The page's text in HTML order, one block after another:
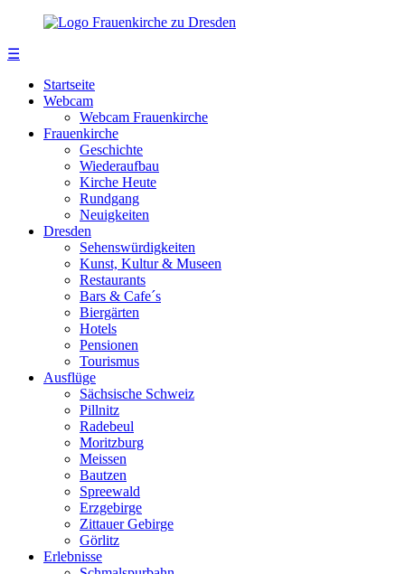
☰
Startseite
Webcam
Webcam Frauenkirche
Frauenkirche
Geschichte
Wiederaufbau
Kirche Heute
Rundgang
Neuigkeiten
Dresden
Sehenswürdigkeiten
Kunst, Kultur & Museen
Restaurants
Bars & Cafe´s
Biergärten
Hotels
Pensionen
Tourismus
Ausflüge
Sächsische Schweiz
Pillnitz
Radebeul
Moritzburg
Meissen
Bautzen
Spreewald
Erzgebirge
Zittauer Gebirge
Görlitz
Erlebnisse